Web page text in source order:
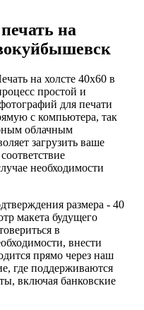
на
на холсте 40х60 в
простой и
для печати
с компьютера, так
облачным
загрузить ваше
необходимости
размера - 40
макета будущего
в
внести
прямо через наш
где поддерживаются
включая банковские